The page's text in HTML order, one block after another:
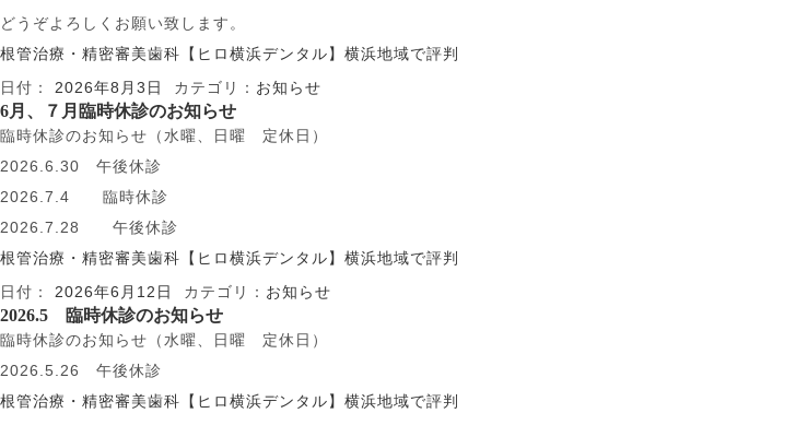
どうぞよろしくお願い致します。
根管治療・精密審美歯科【ヒロ横浜デンタル】横浜地域で評判
日付： 2026年8月3日 カテゴリ： お知らせ
6月、７月臨時休診のお知らせ
臨時休診のお知らせ（水曜、日曜 定休日）
2026.6.30 午後休診
2026.7.4 臨時休診
2026.7.28 午後休診
根管治療・精密審美歯科【ヒロ横浜デンタル】横浜地域で評判
日付： 2026年6月12日 カテゴリ： お知らせ
2026.5 臨時休診のお知らせ
臨時休診のお知らせ（水曜、日曜 定休日）
2026.5.26 午後休診
根管治療・精密審美歯科【ヒロ横浜デンタル】横浜地域で評判